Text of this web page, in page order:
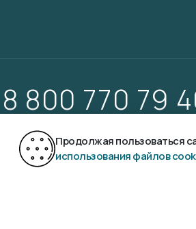
8 800 770 79
Вам перезвонить?
Продолжая пользоваться
использования файлов